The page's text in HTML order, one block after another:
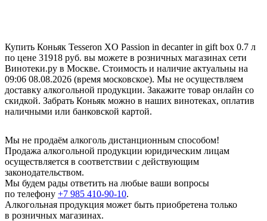
Купить Коньяк Tesseron XO Passion in decanter in gift box 0.7 л
по цене 31918 руб. вы можете в розничных магазинах сети
Винотеки.ру в Москве. Стоимость и наличие актуальны на
09:06 08.08.2026 (время московское). Мы не осуществляем
доставку алкогольной продукции. Закажите товар онлайн со
скидкой. Забрать Коньяк можно в наших винотеках, оплатив
наличными или банковской картой.
Мы не продаём алкоголь дистанционным способом!
Продажа алкогольной продукции юридическим лицам
осуществляется в соответствии с действующим
законодательством.
Мы будем рады ответить на любые ваши вопросы
по телефону +7 985 410-90-10.
Алкогольная продукция может быть приобретена только
в розничных магазинах.